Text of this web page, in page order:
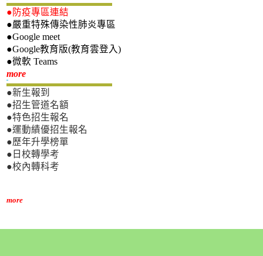
●防疫專區連結
●嚴重特殊傳染性肺炎專區
●Google meet
●Google教育版(教育雲登入)
●微軟 Teams
more新生專區
●新生報到
●招生管道名額
●特色招生報名
●運動績優招生報名
●歷年升學榜單
●日校轉學考
●校內轉科考
more